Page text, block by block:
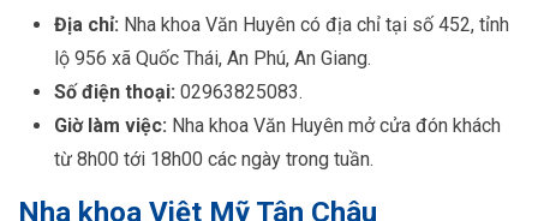
Địa chỉ: Nha khoa Văn Huyên có địa chỉ tại số 452, tỉnh
lộ 956 xã Quốc Thái, An Phú, An Giang.
Số điện thoại: 02963825083.
Giờ làm việc: Nha khoa Văn Huyên mở cửa đón khách
từ 8h00 tới 18h00 các ngày trong tuần.
Nha khoa Việt Mỹ Tân Châu